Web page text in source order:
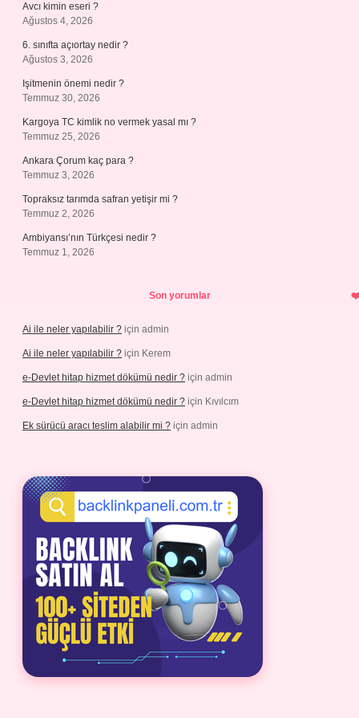
Avcı kimin eseri ?
Ağustos 4, 2026
6. sınıfta açıortay nedir ?
Ağustos 3, 2026
Işitmenin önemi nedir ?
Temmuz 30, 2026
Kargoya TC kimlik no vermek yasal mı ?
Temmuz 25, 2026
Ankara Çorum kaç para ?
Temmuz 3, 2026
Topraksız tarımda safran yetişir mi ?
Temmuz 2, 2026
Ambiyansı’nın Türkçesi nedir ?
Temmuz 1, 2026
Son yorumlar
Ai ile neler yapılabilir ? için admin
Ai ile neler yapılabilir ? için Kerem
e-Devlet hitap hizmet dökümü nedir ? için admin
e-Devlet hitap hizmet dökümü nedir ? için Kıvılcım
Ek sürücü aracı teslim alabilir mi ? için admin